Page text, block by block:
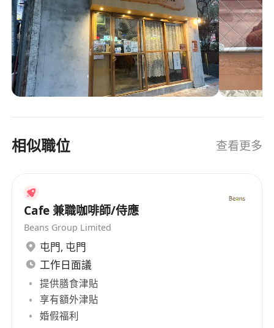
相似職位 查看更多
Cafe 兼職咖啡師/侍應
Beans Group Limited
屯門, 屯門
工作日面議
提供膳食津貼
享有額外津貼
婚假福利